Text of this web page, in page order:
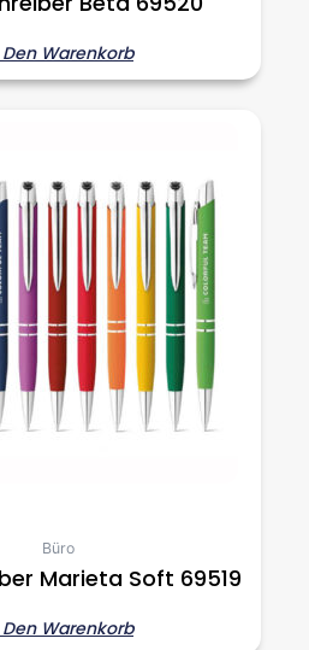
Warenkorb
Büro
Marieta Soft 69519
Warenkorb